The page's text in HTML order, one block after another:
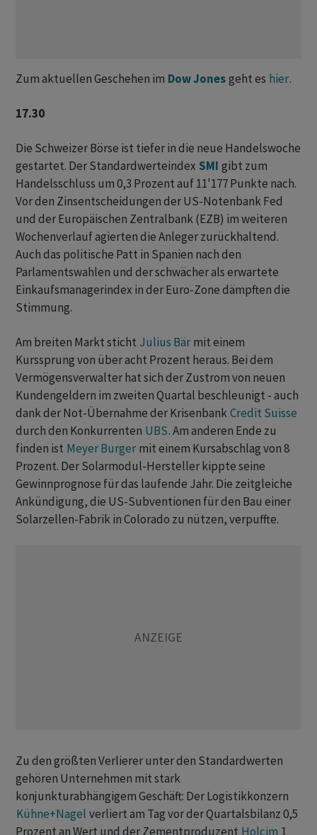
Zum aktuellen Geschehen im Dow Jonesgeht es hier.
17.30
Die Schweizer Börse ist tiefer in die neue Handelswoche
gestartet. Der Standardwerteindex SMI gibt zum
Handelsschluss um 0,3 Prozent auf 11'177 Punkte nach.
Vor den Zinsentscheidungen der US-Notenbank Fed
und der Europäischen Zentralbank (EZB) im weiteren
Wochenverlauf agierten die Anleger zurückhaltend.
Auch das politische Patt in Spanien nach den
Parlamentswahlen und der schwächer als erwartete
Einkaufsmanagerindex in der Euro-Zone dämpften die
Stimmung.
Am breiten Markt sticht Julius Bär mit einem
Kurssprung von über acht Prozent heraus. Bei dem
Vermögensverwalter hat sich der Zustrom von neuen
Kundengeldern im zweiten Quartal beschleunigt - auch
dank der Not-Übernahme der KrisenbankCredit Suisse
durch den Konkurrenten UBS. Am anderen Ende zu
finden ist Meyer Burger mit einem Kursabschlag von 8
Prozent. Der Solarmodul-Hersteller kippte seine
Gewinnprognose für das laufende Jahr. Die zeitgleiche
Ankündigung, die US-Subventionen für den Bau einer
Solarzellen-Fabrik in Colorado zu nützen, verpuffte.
Zu den größten Verlierer unter den Standardwerten
gehören Unternehmen mit stark
konjunkturabhängigem Geschäft: Der Logistikkonzern
Kühne+Nagel verliert am Tag vor der Quartalsbilanz 0,5
Prozent an Wert und der Zementproduzent Holcim 1